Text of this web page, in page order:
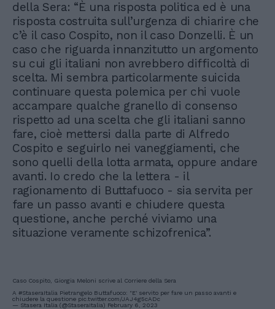
della Sera: “È una risposta politica ed è una
risposta costruita sull’urgenza di chiarire che
c’è il caso Cospito, non il caso Donzelli. È un
caso che riguarda innanzitutto un argomento
su cui gli italiani non avrebbero difficoltà di
scelta. Mi sembra particolarmente suicida
continuare questa polemica per chi vuole
accampare qualche granello di consenso
rispetto ad una scelta che gli italiani sanno
fare, cioè mettersi dalla parte di Alfredo
Cospito e seguirlo nei vaneggiamenti, che
sono quelli della lotta armata, oppure andare
avanti. Io credo che la lettera - il
ragionamento di Buttafuoco - sia servita per
fare un passo avanti e chiudere questa
questione, anche perché viviamo una
situazione veramente schizofrenica”.
Caso Cospito, Giorgia Meloni scrive al Corriere della Sera
A #StaseraItalia Pietrangelo Buttafuoco: "E' servito per fare un passo avanti e
chiudere la questione pic.twitter.com/JAJ4g5cADc
— Stasera Italia (@StaseraItalia) February 6, 2023